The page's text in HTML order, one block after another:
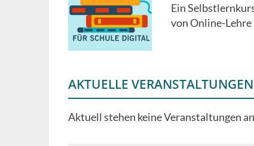
Ein
von Online-
AKTUELLE VERANSTALTUNGEN
Aktuell stehen keine Veranstaltungen